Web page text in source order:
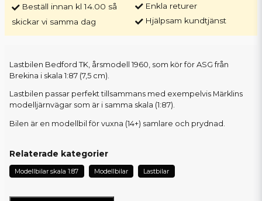
Beställ innan kl 14.00 så
skickar vi samma dag
Enkla returer
Hjälpsam kundtjänst
Lastbilen Bedford TK, årsmodell 1960, som kör för ASG från
Brekina i skala 1:87 (7,5 cm).
Lastbilen passar perfekt tillsammans med exempelvis Märklins
modelljärnvägar som är i samma skala (1:87).
Bilen är en modellbil för vuxna (14+) samlare och prydnad.
Relaterade kategorier
Modellbilar skala 1:87 Modellbilar Lastbilar